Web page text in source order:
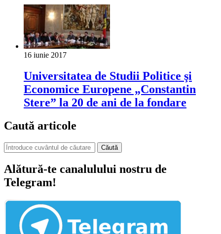
16 iunie 2017
Universitatea de Studii Politice şi
Economice Europene „Constantin
Stere” la 20 de ani de la fondare
Caută articole
Căută
Alătură-te canalulului nostru de
Telegram!